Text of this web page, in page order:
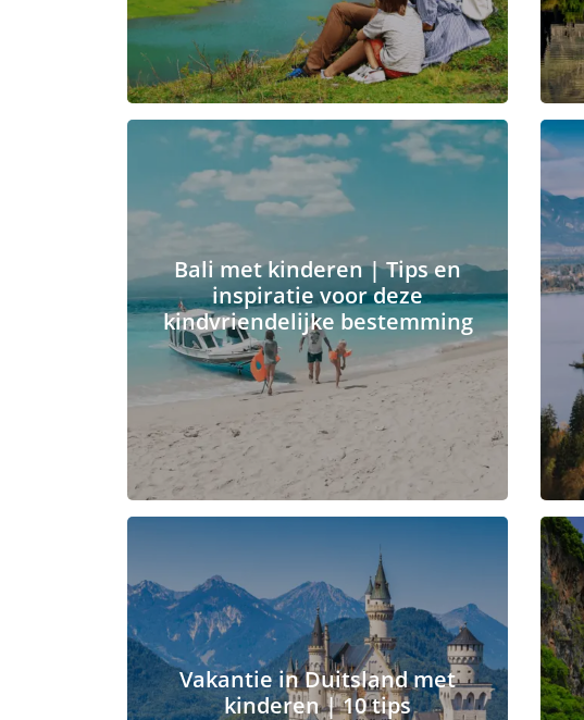
Bali met kinderen | Tips en
inspiratie voor deze
kindvriendelijke bestemming
Vakantie in Duitsland met
kinderen | 10 tips